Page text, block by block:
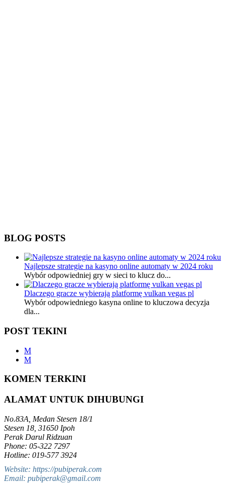
BLOG POSTS
Najlepsze strategie na kasyno online automaty w 2024 roku
Wybór odpowiedniej gry w sieci to klucz do...
Dlaczego gracze wybierają platformę vulkan vegas pl
Wybór odpowiedniego kasyna online to kluczowa decyzja
dla...
POST TEKINI
M
M
KOMEN TERKINI
ALAMAT UNTUK DIHUBUNGI
No.83A, Medan Stesen 18/1
Stesen 18, 31650 Ipoh
Perak Darul Ridzuan
Phone: 05-322 7297
Hotline: 019-577 3924
Website: https://pubiperak.com
Email: pubiperak@gmail.com